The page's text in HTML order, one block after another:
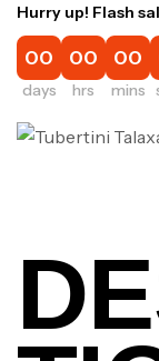
Hurry up! Flash
00
days
00
hrs
00
mins